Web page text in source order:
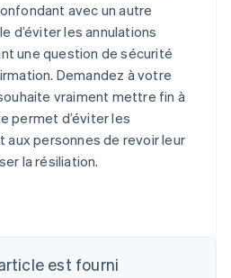
avec un autre
d’éviter les annulations
une question de sécurité
Demandez à votre
vraiment mettre fin à
permet d’éviter les
personnes de revoir leur
la résiliation.
est fourni